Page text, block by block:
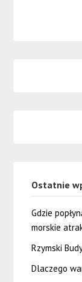
Ostatnie
Gdzie
morskie
Rzymski
Dlaczego